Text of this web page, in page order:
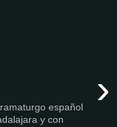
›
español
y con